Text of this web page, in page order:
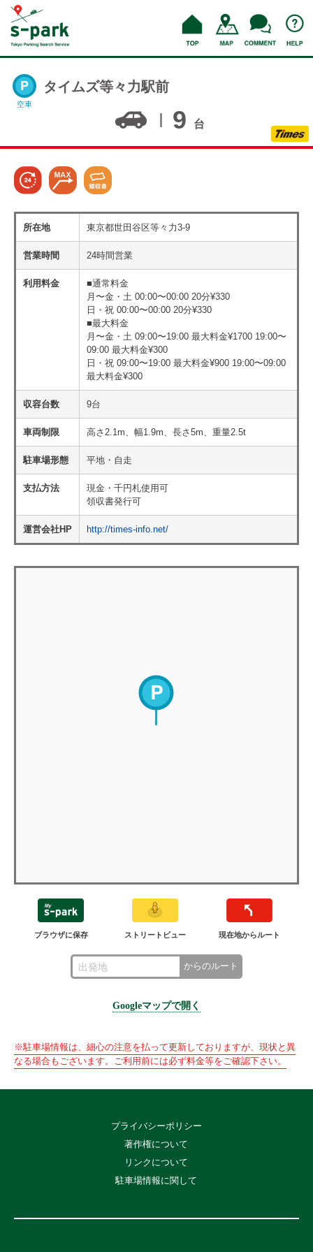
空車
タイムズ等々力駅前
9 台
所在地 東京都世田谷区等々力3-9
営業時間 24時間営業
利用料金
■通常料金
月〜金・土 00:00〜00:00 20分¥330
日・祝 00:00〜00:00 20分¥330
■最大料金
月〜金・土 09:00〜19:00 最大料金¥1700 19:00〜
09:00 最大料金¥300
日・祝 09:00〜19:00 最大料金¥900 19:00〜09:00
最大料金¥300
収容台数 9台
車両制限 高さ2.1m、幅1.9m、長さ5m、重量2.5t
駐車場形態 平地・自走
支払方法
現金・千円札使用可
領収書発行可
運営会社HP http://times-info.net/
ブラウザに保存 ストリートビュー 現在地からルート
からのルート
Googleマップで開く
※駐車場情報は、細心の注意を払って更新しておりますが、現状と異
なる場合もございます。ご利用前には必ず料金等をご確認下さい。
プライバシーポリシー
著作権について
リンクについて
駐車場情報に関して